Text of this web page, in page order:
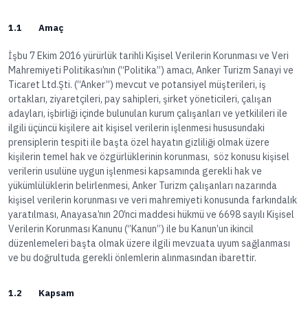
1.1 Amaç
İşbu 7 Ekim 2016 yürürlük tarihli Kişisel Verilerin Korunması ve Veri
Mahremiyeti Politikası’nın (“Politika”) amacı, Anker Turizm Sanayi ve
Ticaret Ltd.Şti. (“Anker”) mevcut ve potansiyel müşterileri, iş
ortakları, ziyaretçileri, pay sahipleri, şirket yöneticileri, çalışan
adayları, işbirliği içinde bulunulan kurum çalışanları ve yetkilileri ile
ilgili üçüncü kişilere ait kişisel verilerin işlenmesi hususundaki
prensiplerin tespiti ile başta özel hayatın gizliliği olmak üzere
kişilerin temel hak ve özgürlüklerinin korunması, söz konusu kişisel
verilerin usulüne uygun işlenmesi kapsamında gerekli hak ve
yükümlülüklerin belirlenmesi, Anker Turizm çalışanları nazarında
kişisel verilerin korunması ve veri mahremiyeti konusunda farkındalık
yaratılması, Anayasa’nın 20’nci maddesi hükmü ve 6698 sayılı Kişisel
Verilerin Korunması Kanunu (‘’Kanun’’) ile bu Kanun’un ikincil
düzenlemeleri başta olmak üzere ilgili mevzuata uyum sağlanması
ve bu doğrultuda gerekli önlemlerin alınmasından ibarettir.
1.2 Kapsam